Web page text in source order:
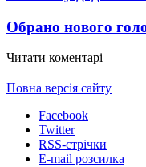
Обрано нового
Читати коментарі
Повна версія сайту
Facebook
Twitter
RSS-стрічки
E-mail розсилка